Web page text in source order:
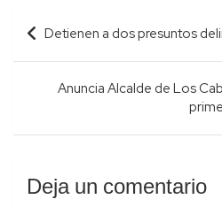
Navegación
de
entradas
Detienen a dos presuntos
Anuncia Alcalde de Los
Deja un comentario